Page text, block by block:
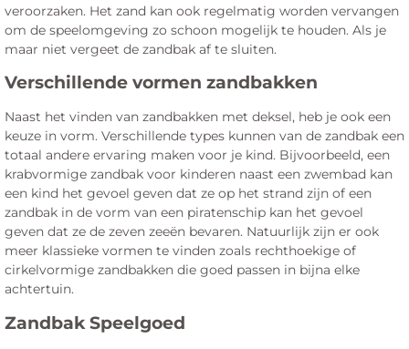
veroorzaken. Het zand kan ook regelmatig worden vervangen
om de speelomgeving zo schoon mogelijk te houden. Als je
maar niet vergeet de zandbak af te sluiten.
Verschillende vormen zandbakken
Naast het vinden van zandbakken met deksel, heb je ook een
keuze in vorm. Verschillende types kunnen van de zandbak een
totaal andere ervaring maken voor je kind. Bijvoorbeeld, een
krabvormige zandbak voor kinderen naast een zwembad kan
een kind het gevoel geven dat ze op het strand zijn of een
zandbak in de vorm van een piratenschip kan het gevoel
geven dat ze de zeven zeeën bevaren. Natuurlijk zijn er ook
meer klassieke vormen te vinden zoals rechthoekige of
cirkelvormige zandbakken die goed passen in bijna elke
achtertuin.
Zandbak Speelgoed